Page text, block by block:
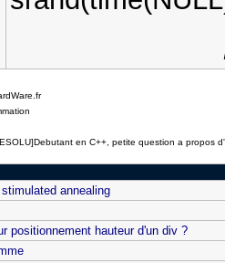
en C++, petite question a propos
annealing
positionnement hauteur d'un div ?